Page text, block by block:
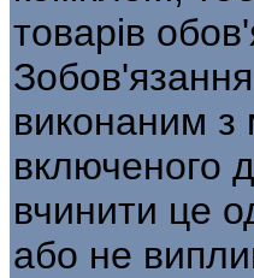
товарів
виконаним з
включеного
вчинити це
або не